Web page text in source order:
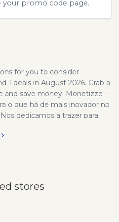
your promo code page.
for you to consider
1 deals in August 2026. Grab a
and save money. Monetizze -
o que há de mais inovador no
dedicamos a trazer para
segura e
dedicamos a trazer para
para que você possa cada
para converter. Nele você
stores